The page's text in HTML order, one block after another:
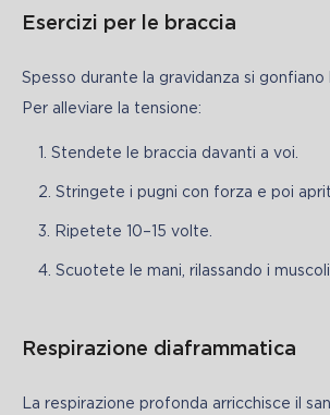
Esercizi per le braccia
Spesso durante la gravidanza si gonfiano
Per alleviare la tensione:
Stendete le braccia davanti a voi.
Stringete i pugni con forza e poi
Ripetete 10–15 volte.
Scuotete le mani, rilassando i muscoli.
Respirazione diaframmatica
La respirazione profonda arricchisce il